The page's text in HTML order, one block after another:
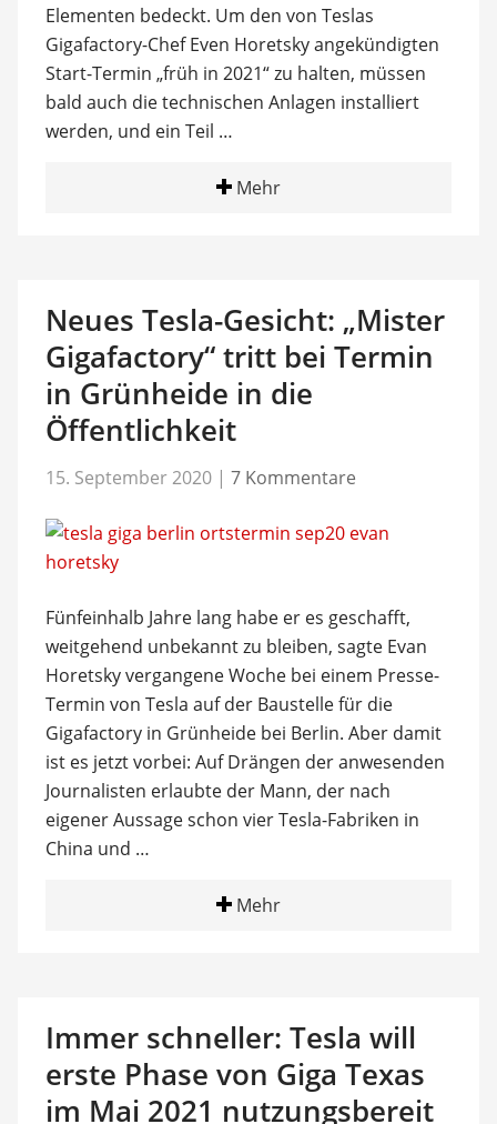
Elementen bedeckt. Um den von Teslas
Gigafactory-Chef Even Horetsky angekündigten
Start-Termin „früh in 2021“ zu halten, müssen
bald auch die technischen Anlagen installiert
werden, und ein Teil …
Mehr
Neues Tesla-Gesicht: „Mister
Gigafactory“ tritt bei Termin
in Grünheide in die
Öffentlichkeit
15. September 2020 | 7 Kommentare
Fünfeinhalb Jahre lang habe er es geschafft,
weitgehend unbekannt zu bleiben, sagte Evan
Horetsky vergangene Woche bei einem Presse-
Termin von Tesla auf der Baustelle für die
Gigafactory in Grünheide bei Berlin. Aber damit
ist es jetzt vorbei: Auf Drängen der anwesenden
Journalisten erlaubte der Mann, der nach
eigener Aussage schon vier Tesla-Fabriken in
China und …
Mehr
Immer schneller: Tesla will
erste Phase von Giga Texas
im Mai 2021 nutzungsbereit